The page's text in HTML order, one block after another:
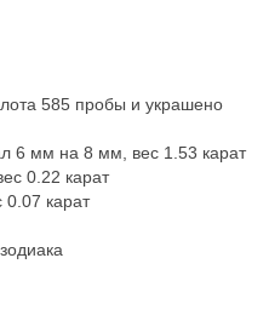
585 пробы и украшено
6 мм на 8 мм, вес 1.53 карат
0.22 карат
0.07 карат